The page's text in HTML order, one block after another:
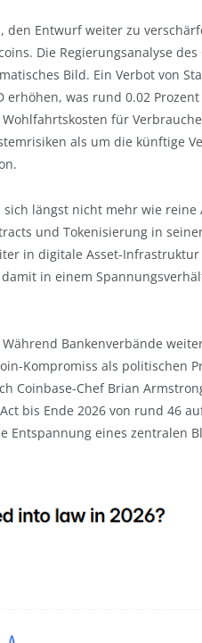
den Entwurf weiter zu
Die Regierungsanalyse
Bild. Ein Verbot von
erhöhen, was rund 0.02
für
als um die künftige
längst nicht mehr wie
und Tokenisierung in
in digitale Asset-
in einem
Bankenverbände
Kompromiss als politischen
Coinbase-Chef Brian
bis Ende 2026 von rund 46
Entspannung eines zentralen